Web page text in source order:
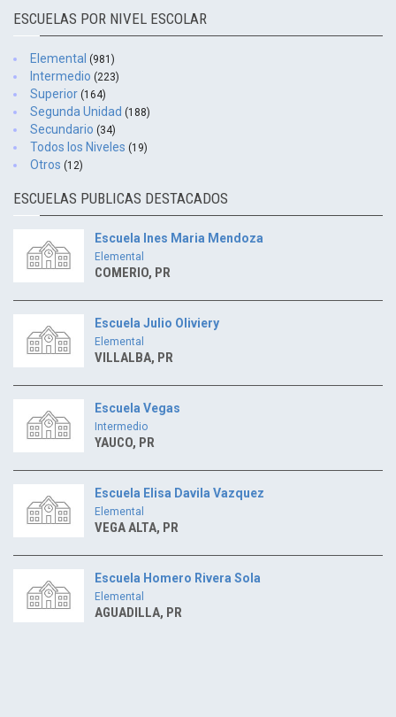
ESCUELAS POR NIVEL ESCOLAR
Elemental (981)
Intermedio (223)
Superior (164)
Segunda Unidad (188)
Secundario (34)
Todos los Niveles (19)
Otros (12)
ESCUELAS PUBLICAS DESTACADOS
Escuela Ines Maria Mendoza
Elemental
COMERIO, PR
Escuela Julio Oliviery
Elemental
VILLALBA, PR
Escuela Vegas
Intermedio
YAUCO, PR
Escuela Elisa Davila Vazquez
Elemental
VEGA ALTA, PR
Escuela Homero Rivera Sola
Elemental
AGUADILLA, PR